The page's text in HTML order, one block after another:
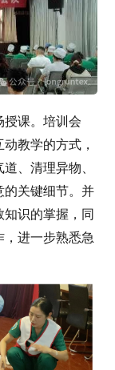
课。培训会
教学的方式，
、清理异物、
的关键细节。并
识的掌握，同
进一步熟悉急